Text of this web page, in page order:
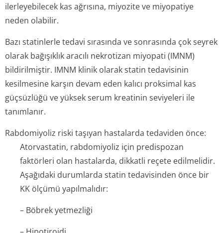
ilerleyebilecek kas ağrısına, miyozite ve miyopatiye
neden olabilir.
Bazı statinlerle tedavi sırasında ve sonrasında çok seyrek
olarak bağışıklık aracılı nekrotizan miyopati (IMNM)
bildirilmiştir. IMNM klinik olarak statin tedavisinin
kesilmesine karşın devam eden kalıcı proksimal kas
güçsüzlüğü ve yüksek serum kreatinin seviyeleri ile
tanımlanır.
Rabdomiyoliz riski taşıyan hastalarda tedaviden önce:
Atorvastatin, rabdomiyoliz için predispozan
faktörleri olan hastalarda, dikkatli reçete edilmelidir.
Aşağıdaki durumlarda statin tedavisinden önce bir
KK ölçümü yapılmalıdır:
– Böbrek yetmezliği